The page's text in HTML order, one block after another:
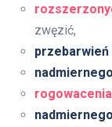
zwęzić,